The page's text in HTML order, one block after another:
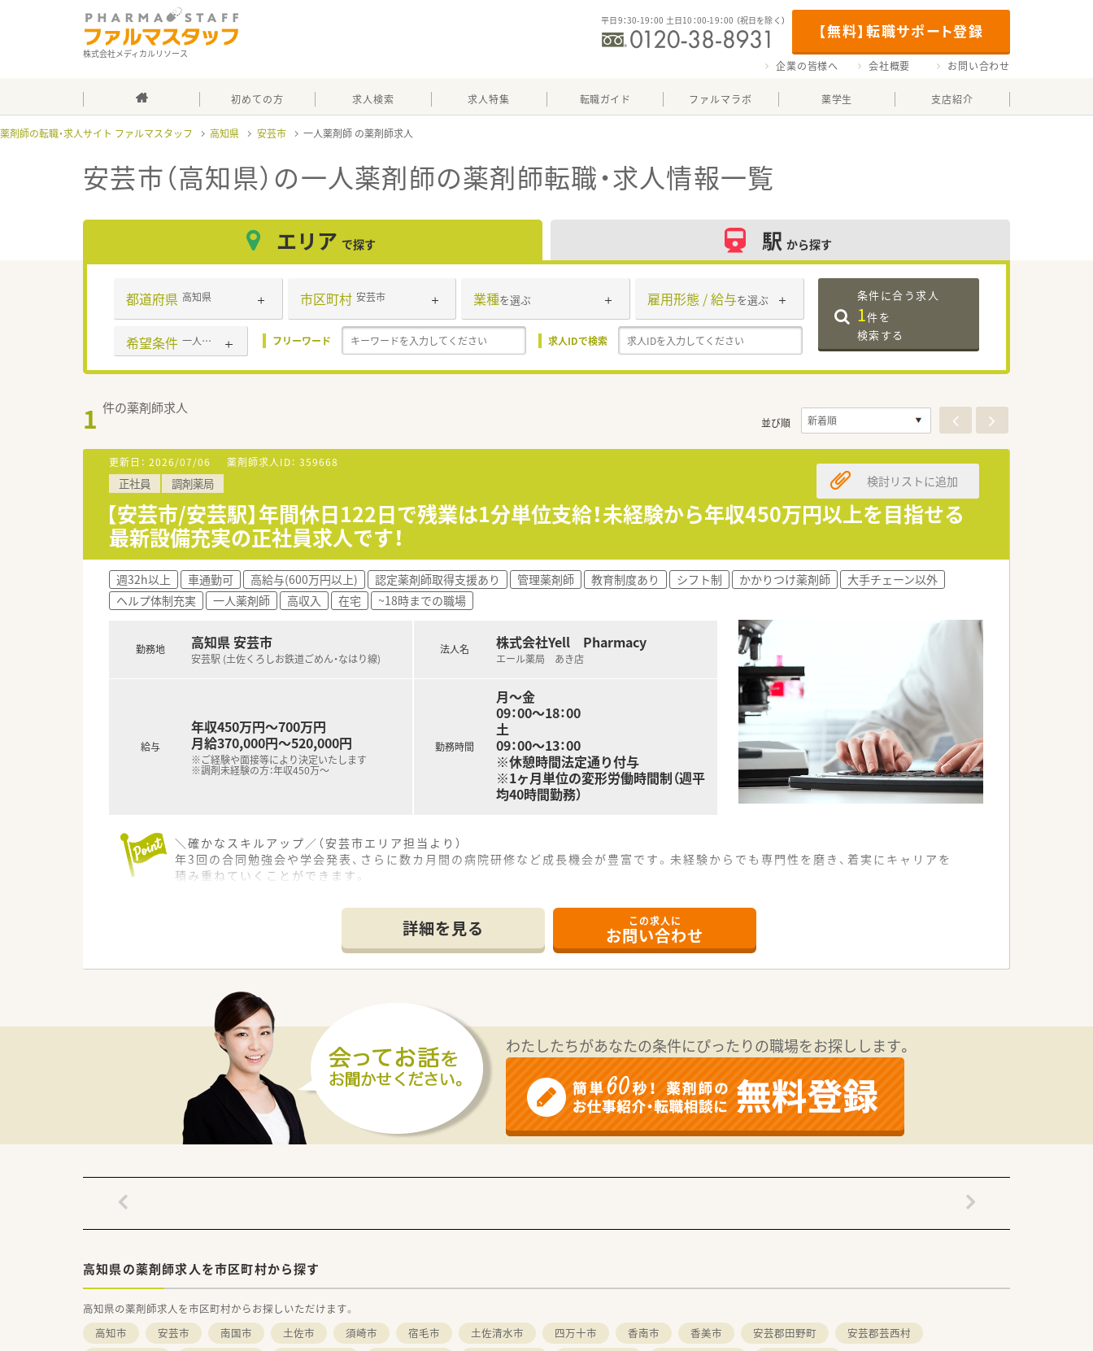
株式会社メディカルリソース
【無料】転職サポート登録
平日9：30-19：00 土日10：00-19：00 （祝日を除く）
企業の皆様へ 会社概要 お問い合わせ
初めての方 求人検索 求人特集 転職ガイド ファルマラボ 薬学生 支店紹介
薬剤師の転職・求人サイト ファルマスタッフ 高知県 安芸市 一人薬剤師
安芸市（高知県）の一人薬剤師の薬剤師転職・求人情報一覧
エリア で探す 駅 から探す
都道府県 高知県 市区町村 安芸市 業種を選ぶ 雇用形態 / 給与を選ぶ
希望条件 一人薬剤師 フリーワード 求人IDで検索
条件に合う求人
1件を
検索する
1 件の薬剤師求人
並び順
更新日： 2026/07/06 薬剤師求人ID： 359668
正社員 調剤薬局
【安芸市/安芸駅】年間休日122日で残業は1分単位支給！未経験から年収450万円以上を目指せる
最新設備充実の正社員求人です！
検討リストに追加
週32h以上 車通勤可 高給与(600万円以上) 認定薬剤師取得支援あり 管理薬剤師 教育制度あり シフト制 かかりつけ薬剤師
大手チェーン以外
ヘルプ体制充実
一人薬剤師 高収入 在宅 ~18時までの職場
勤務地 高知県 安芸市
安芸駅 (土佐くろしお鉄道ごめん・なはり線)
給与
年収450万円～700万円
月給370,000円～520,000円
※ご経験や面接等により決定いたします
※調剤未経験の方：年収450万～
法人名 株式会社Yell Pharmacy
エール薬局 あき店
勤務時間
月～金
09：00～18：00
土
09：00～13：00
※休憩時間法定通り付与
※1ヶ月単位の変形労働時間制（週平
均40時間勤務）
＼確かなスキルアップ／（安芸市エリア担当より）
年3回の合同勉強会や学会発表、さらに数カ月間の病院研修など成長機会が豊富です。未経験からでも専門性を磨き、着実にキャリアを
積み重ねていくことができます。
【店舗情報と応需状況について】
■最寄り駅から徒歩10分の好立地に位置しており、近隣にある診療所様から処方箋をメインに応需している調剤薬局です。
■主な応需科目は内科や泌尿器科となっており、門前には透析センターもあるため多くの透析患者様が来局されます。
■処方箋枚数は1日あたり平均30枚から40枚ほどで、薬剤師1名と事務員1名の体制で丁寧に対応を行っています。
【法人特徴について】
■高知県内を中心にグループ全体で32店舗を展開しており、今後も県内外へ積極的に新規出店を予定している成長企業です。
■総合病院の門前店舗からクリニックの門前店舗まで、さまざまな医療機関に対応した多様な店舗運営を行っています。
■グループ全体で700件以上の豊富な在宅実績を持ち、在宅専任薬剤師も複数名在籍するなど在宅医療に注力しています。
【求人情報について】
■正社員の勤務薬剤師として募集を行っており、調剤未経験の方でも年収450万円からのスタートが確約されています。
■皆勤手当や認定薬剤師手当のほか、管理薬剤師や店長などの役職に応じた各種手当が充実している魅力的な求点です。
■県外にお住まいで転居を伴う転職をご希望される方に対しては、手厚い住宅手当の支給制度も完備されています。
詳細を見る この求人に
お問い合わせ
わたしたちがあなたの条件にぴったりの職場をお探しします。
高知県の薬剤師求人を市区町村から探す
高知県の薬剤師求人を市区町村からお探しいただけます。
高知市
安芸市 南国市 土佐市 須崎市 宿毛市 土佐清水市 四万十市 香南市 香美市 安芸郡田野町
安芸郡芸西村